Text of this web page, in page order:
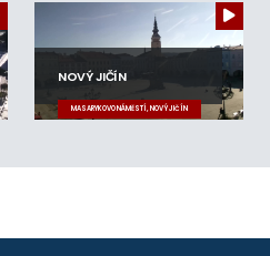
NOVÝ JIČÍN
MASARYKOVO NÁMĚSTÍ, NOVÝ JIČÍN